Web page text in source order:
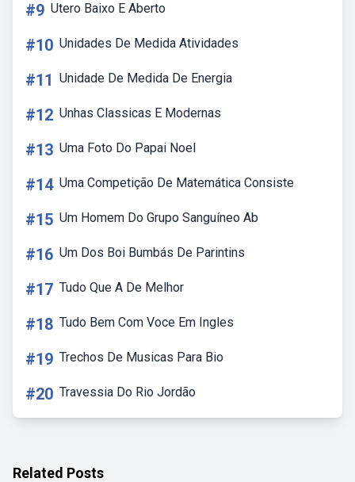
#9 Utero Baixo E Aberto
#10 Unidades De Medida Atividades
#11 Unidade De Medida De Energia
#12 Unhas Classicas E Modernas
#13 Uma Foto Do Papai Noel
#14 Uma Competição De Matemática Consiste
#15 Um Homem Do Grupo Sanguíneo Ab
#16 Um Dos Boi Bumbás De Parintins
#17 Tudo Que A De Melhor
#18 Tudo Bem Com Voce Em Ingles
#19 Trechos De Musicas Para Bio
#20 Travessia Do Rio Jordão
Related Posts